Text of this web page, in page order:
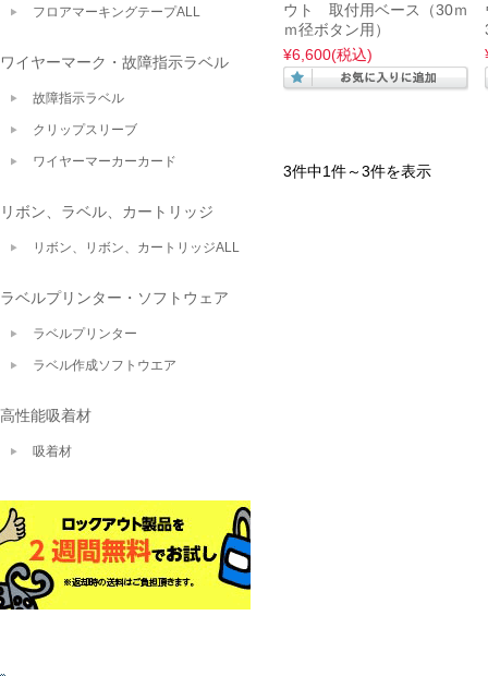
ウト 取付用ベース（30ｍ
ｍ径ボタン用）
¥6,600(税込)
3件中1件～3件を表示
フロアマーキングテープALL
ワイヤーマーク・故障指示ラベル
故障指示ラベル
クリップスリーブ
ワイヤーマーカーカード
リボン、ラベル、カートリッジ
リボン、リボン、カートリッジALL
ラベルプリンター・ソフトウェア
ラベルプリンター
ラベル作成ソフトウエア
高性能吸着材
吸着材